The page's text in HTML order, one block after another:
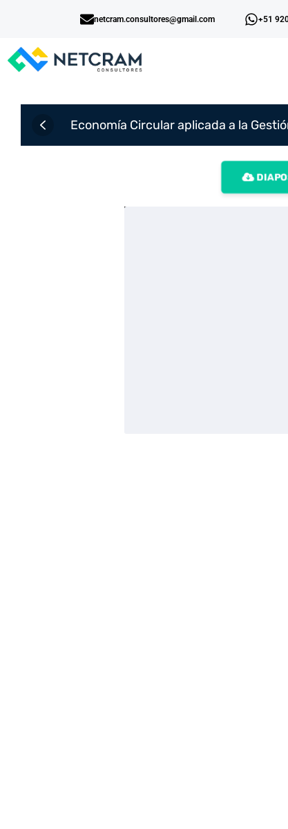
+51
netcram.consultores@gmail.com
Economía Circular aplicada a la